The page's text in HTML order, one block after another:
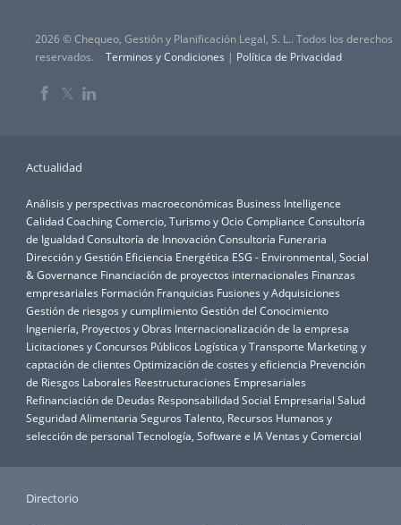
2026 © Chequeo, Gestión y Planificación Legal, S. L.. Todos los derechos
reservados.
Terminos y Condiciones | Política de Privacidad
𝕏
Actualidad
Análisis y perspectivas macroeconómicas Business Intelligence
CalidadCoachingComercio, Turismo y OcioCompliance Consultoría
de IgualdadConsultoría de InnovaciónConsultoría Funeraria
Dirección y Gestión Eficiencia Energética ESG - Environmental, Social
& Governance Financiación de proyectos internacionales Finanzas
empresariales Formación Franquicias Fusiones y Adquisiciones
Gestión de riesgos y cumplimientoGestión del Conocimiento
Ingeniería, Proyectos y Obras Internacionalización de la empresa
Licitaciones y Concursos Públicos Logística y Transporte Marketing y
captación de clientes Optimización de costes y eficiencia Prevención
de Riesgos Laborales Reestructuraciones Empresariales
Refinanciación de Deudas Responsabilidad Social Empresarial Salud
Seguridad Alimentaria Seguros Talento, Recursos Humanos y
selección de personal Tecnología, Software e IA Ventas y Comercial
Directorio